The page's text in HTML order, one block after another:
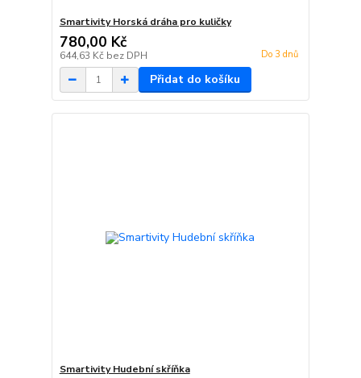
Smartivity Horská dráha pro kuličky
780,00 Kč
644,63 Kč bez DPH Do 3 dnů
Přidat do košíku
Smartivity Hudební skříňka